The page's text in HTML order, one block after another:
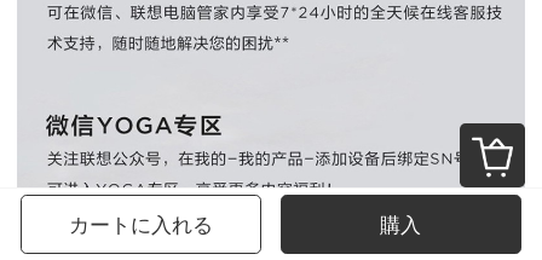
カートに入れる 購入